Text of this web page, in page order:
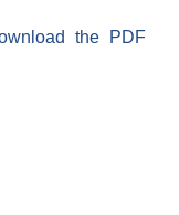
the PDF